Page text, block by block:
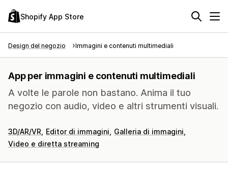
Shopify App Store
Design del negozio Immagini e contenuti multimediali
App per immagini e contenuti multimediali
A volte le parole non bastano. Anima il tuo
negozio con audio, video e altri strumenti visuali.
3D/AR/VR Editor di immagini
Galleria di immagini
Video e diretta streaming